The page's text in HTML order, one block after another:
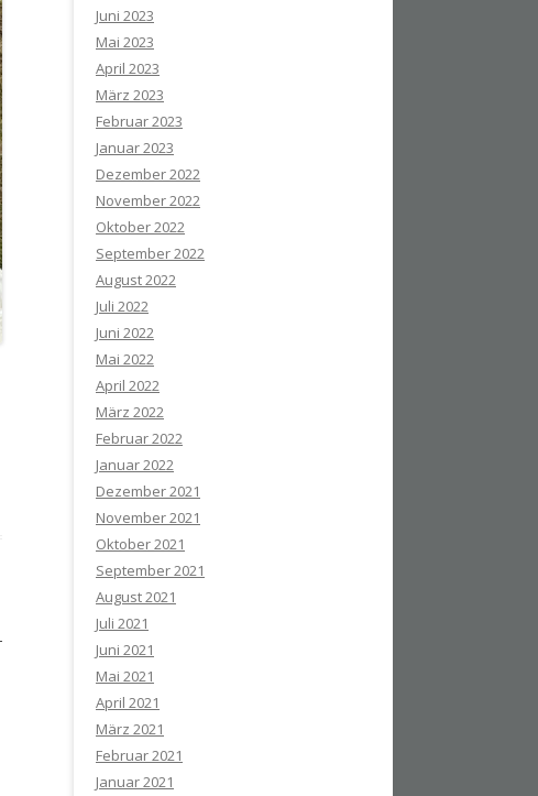
Juni 2023
Mai 2023
April 2023
März 2023
Februar 2023
Januar 2023
Dezember 2022
November 2022
Oktober 2022
September 2022
August 2022
Juli 2022
Juni 2022
Mai 2022
April 2022
März 2022
Februar 2022
Januar 2022
Dezember 2021
November 2021
Oktober 2021
September 2021
August 2021
Juli 2021
Juni 2021
Mai 2021
April 2021
März 2021
Februar 2021
Januar 2021